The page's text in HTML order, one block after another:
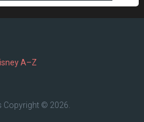
A–Z
Copyright © 2026.